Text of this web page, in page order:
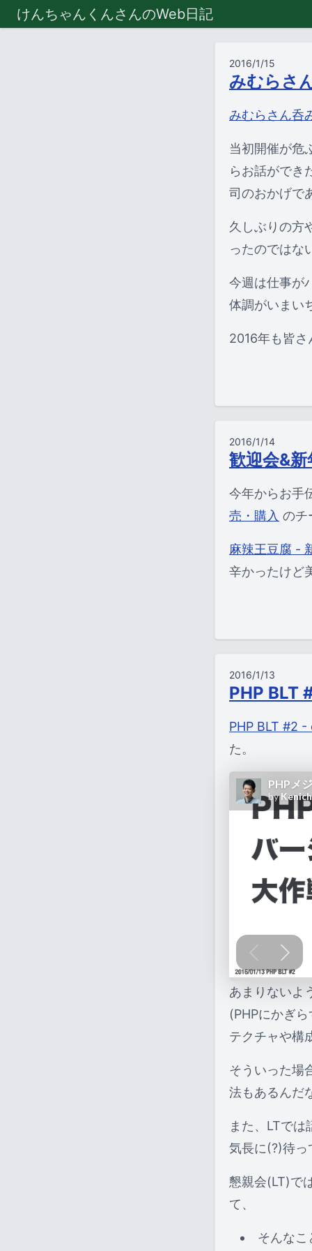
けんちゃんくんさんのWeb日記
2016/1/15
みむらさ
みむらさん呑
当初開催が危
らお話ができ
司のおかげで
久しぶりの方
ったのではな
今週は仕事が
体調がいまい
2016年も皆
2016/1/14
歓迎会&新
今年からお手
売・購入 のチ
麻辣王豆腐 -
辛かったけど
2016/1/13
PHP BLT
PHP BLT #2
た。
あまりないよ
(PHPにかぎ
テクチャや構
そういった場
法もあるんだ
また、LTで
気長に(?)待っ
懇親会(LT)で
て、
そんなこ